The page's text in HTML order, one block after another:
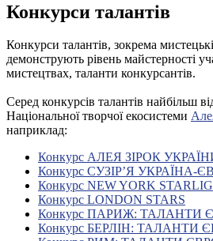
Конкурси талантів
Конкурси талантів, зокрема
демонструють рівень майстерності
мистецтвах, таланти конкурсантів.
Серед конкурсів талантів найбільш
Національної творчої екосистеми
наприклад:
Конкурс АЛЕЯ ЗІРОК
Конкурс СУЗІР’Я УКРАЇНА-
Конкурс NEW YORK
Конкурс LONDON STARS
Конкурс ПАРИЖ: ТАЛАНТИ
Конкурс БЕРЛІН: ТАЛАНТИ